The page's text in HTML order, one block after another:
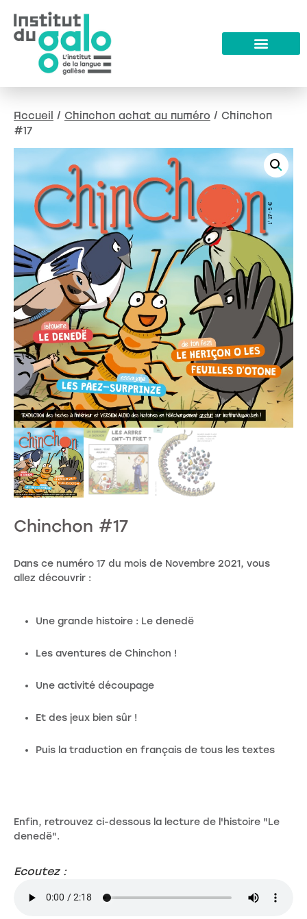
Accueil / Chinchon achat au numéro / Chinchon
#17
Chinchon #17
Dans ce numéro 17 du mois de Novembre 2021, vous
allez découvrir :
Une grande histoire : Le denedë
Les aventures de Chinchon !
Une activité découpage
Et des jeux bien sûr !
Puis la traduction en français de tous les textes
Enfin, retrouvez ci-dessous la lecture de l'histoire "Le
denedë".
Ecoutez :